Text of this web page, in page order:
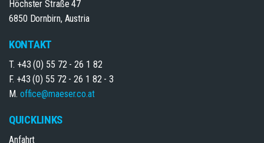
Höchster Straße 47
6850 Dornbirn, Austria
KONTAKT
T. +43 (0) 55 72 - 26 1 82
F. +43 (0) 55 72 - 26 1 82 - 3
M. office@maeser.co.at
QUICKLINKS
Anfahrt